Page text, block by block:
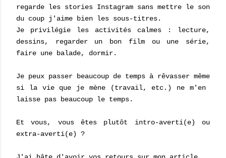
regarde les stories Instagram sans mettre le son
du coup j'aime bien les sous-titres.
Je privilégie les activités calmes : lecture,
dessins, regarder un bon film ou une série,
faire une balade, dormir.
Je peux passer beaucoup de temps à rêvasser même
si la vie que je mène (travail, etc.) ne m'en
laisse pas beaucoup le temps.
Et vous, vous êtes plutôt intro-averti(e) ou
extra-averti(e) ?